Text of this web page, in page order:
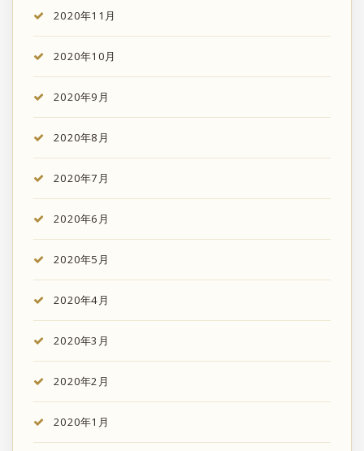
2020年11月
2020年10月
2020年9月
2020年8月
2020年7月
2020年6月
2020年5月
2020年4月
2020年3月
2020年2月
2020年1月